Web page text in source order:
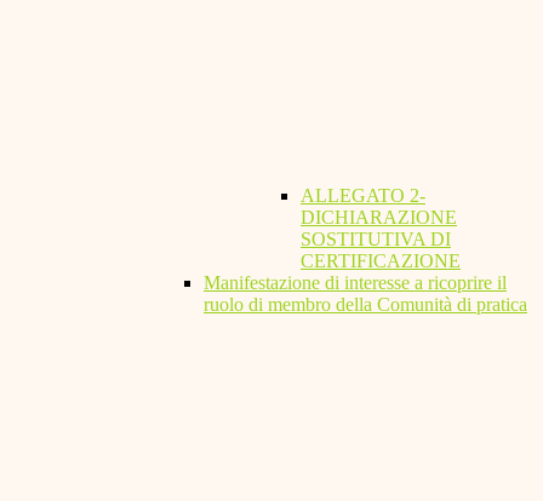
ALLEGATO 2-
DICHIARAZIONE
SOSTITUTIVA DI
CERTIFICAZIONE
Manifestazione di interesse a ricoprire il
ruolo di membro della Comunità di pratica